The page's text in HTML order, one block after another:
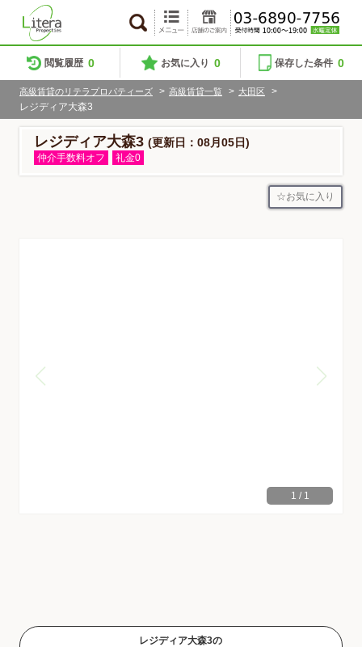
閲覧履歴 0 お気に入り 0 保存した条件 0
高級賃貸のリテラプロパティーズ > 高級賃貸一覧 > 大田区
>
レジディア大森3
レジディア大森3 (更新日：08月05日)
仲介手数料オフ 礼金0
お気に入り
1 / 1
レジディア大森3の